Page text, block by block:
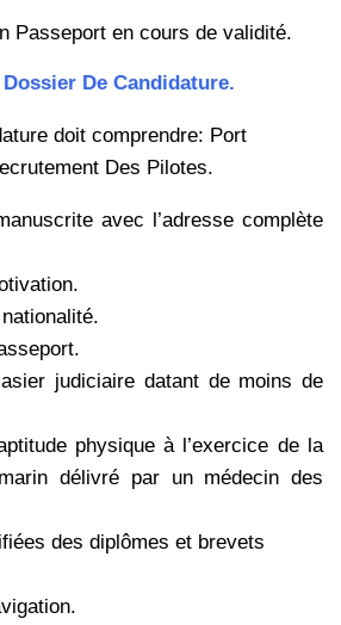
Passeport en cours de validité.
De Candidature.
doit comprendre: Port
Des Pilotes.
avec l’adresse complète
judiciaire datant de moins de
physique à l’exercice de la
délivré par un médecin des
des diplômes et brevets